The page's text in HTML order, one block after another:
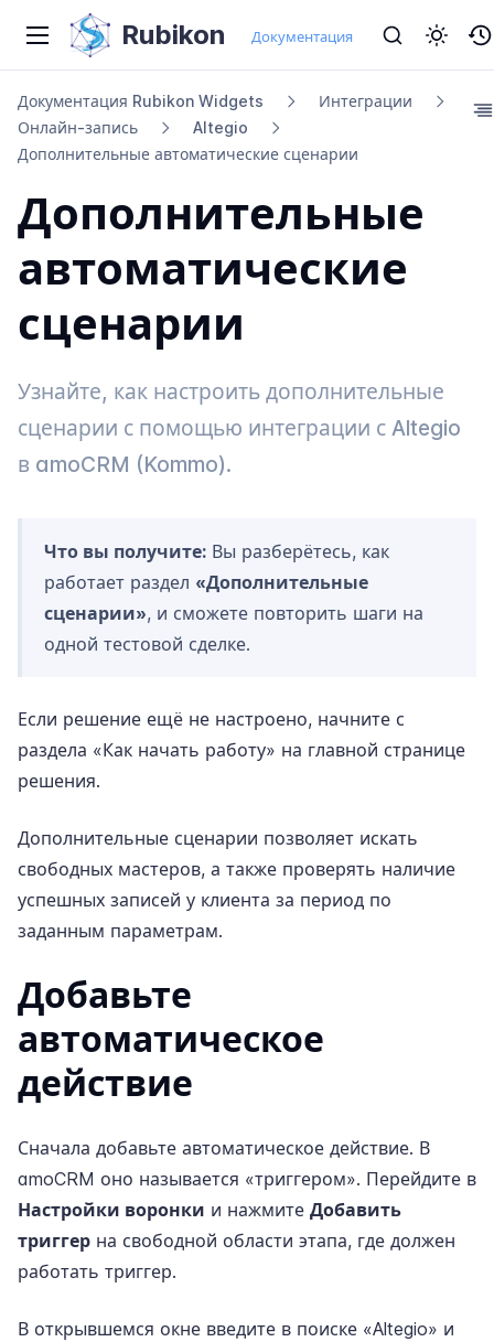
Rubikon Документация
Документация Rubikon Widgets
Интеграции
Онлайн-​запись
Altegio
Дополнительные автоматические сценарии
Дополнительные
автоматические
сценарии
Узнайте, как настроить дополнительные
сценарии с помощью интеграции с Altegio
в amoCRM (Kommo).
Что вы получите: Вы разберётесь, как
работает раздел «Дополнительные
сценарии», и сможете повторить шаги на
одной тестовой сделке.
Если решение ещё не настроено, начните с
раздела «Как начать работу» на главной странице
решения.
Дополнительные сценарии позволяет искать
свободных мастеров, а также проверять наличие
успешных записей у клиента за период по
заданным параметрам.
Добавьте
автоматическое
действие
Сначала добавьте автоматическое действие. В
amoCRM оно называется «триггером». Перейдите в
Настройки воронки и нажмите Добавить
триггер на свободной области этапа, где должен
работать триггер.
В открывшемся окне введите в поиске «Altegio» и